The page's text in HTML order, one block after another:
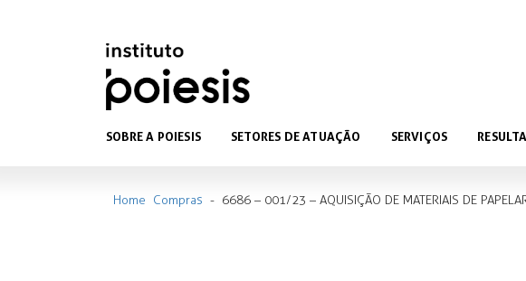
SOBRE A POIESIS SETORES DE ATUAÇÃO SERVIÇOS
Home Compras - 6686 – 001/23 – AQUISIÇÃO DE MATERIAIS DE